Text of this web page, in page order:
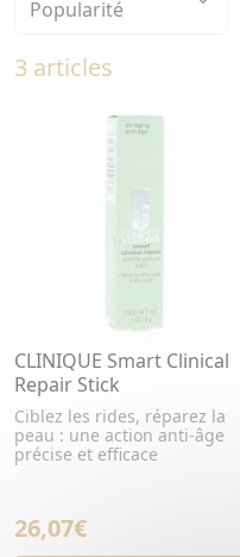
3 articles
CLINIQUE Smart Clinical
Repair Stick
Ciblez les rides, réparez la
peau : une action anti-âge
précise et efficace
26,07€